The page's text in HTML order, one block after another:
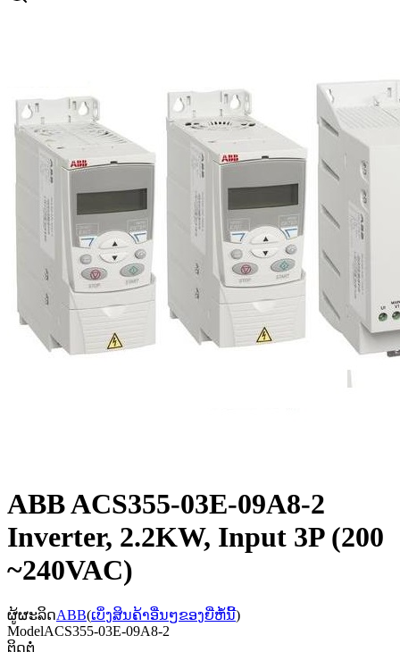
ABB ACS355-03E-09A8-2
Inverter, 2.2KW, Input 3P (200
~240VAC)
ຜູ້ຜະລິດABB(ເບິ່ງສິນຄ້າອື່ນໆຂອງຍີ່ຫໍ້ນີ້)
ModelACS355-03E-09A8-2
ຕິດຕໍ່